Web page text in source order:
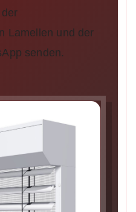
Lamellen und der
senden.